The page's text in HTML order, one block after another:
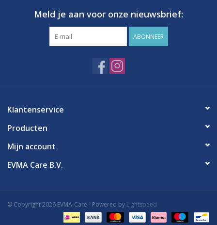
Meld je aan voor onze nieuwsbrief:
ABONNEER
Klantenservice
Producten
Mijn account
EVMA Care B.V.
© Copyright 2026 EVMA-Care - Powered by Lightspeed